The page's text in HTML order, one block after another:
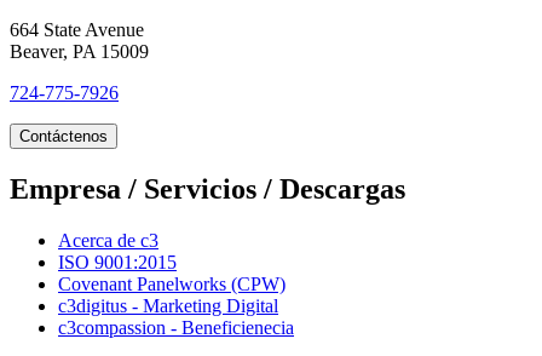
664 State Avenue
Beaver, PA 15009
724-775-7926
Contáctenos
Empresa / Servicios / Descargas
Acerca de c3
ISO 9001:2015
Covenant Panelworks (CPW)
c3digitus - Marketing Digital
c3compassion - Beneficienecia